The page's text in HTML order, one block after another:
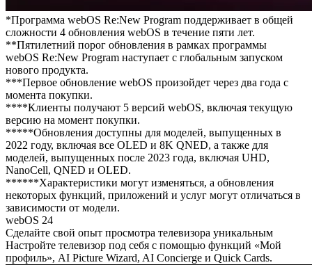
*Программа webOS Re:New Program поддерживает в общей
сложности 4 обновления webOS в течение пяти лет.
**Пятилетний порог обновления в рамках программы
webOS Re:New Program наступает с глобальным запуском
нового продукта.
***Первое обновление webOS произойдет через два года с
момента покупки.
****Клиенты получают 5 версий webOS, включая текущую
версию на момент покупки.
*****Обновления доступны для моделей, выпущенных в
2022 году, включая все OLED и 8K QNED, а также для
моделей, выпущенных после 2023 года, включая UHD,
NanoCell, QNED и OLED.
******Характеристики могут изменяться, а обновления
некоторых функций, приложений и услуг могут отличаться в
зависимости от модели.
webOS 24
Сделайте свой опыт просмотра телевизора уникальным
Настройте телевизор под себя с помощью функций «Мой
профиль», AI Picture Wizard, AI Concierge и Quick Cards.